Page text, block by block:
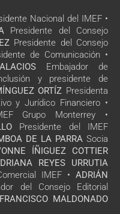
Nacional del IMEF •
Presidente del Consejo
Presidente del Consejo
de Comunicación •
Embajador de
y presidente de
ORTÍZ Presidenta
y Jurídico Financiero •
Grupo Monterrey •
Presidente del IMEF
DE LA PARRA Socia
ÍÑIGUEZ COTTIER
REYES URRUTIA
IMEF • ADRIÁN
del Consejo Editorial
MALDONADO